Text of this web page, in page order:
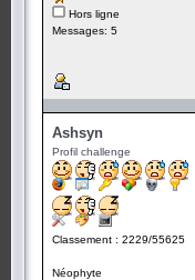
Hors ligne
Messages: 5
Ashsyn
Profil challenge
Classement : 2229/55625
Néophyte